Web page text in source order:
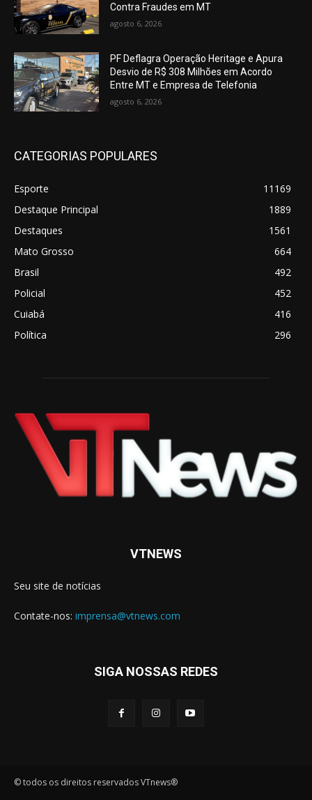
Contra Fraudes em MT
agosto 6, 2026
PF Deflagra Operação Heritage e Apura
Desvio de R$ 308 Milhões em Acordo
Entre MT e Empresa de Telefonia
agosto 6, 2026
CATEGORIAS POPULARES
Esporte
11169
Destaque Principal
1889
Destaques
1561
Mato Grosso
664
Brasil
492
Policial
452
Cuiabá
416
Política
296
VTNEWS
Seu site de notícias
Contate-nos: imprensa@vtnews.com
SIGA NOSSAS REDES
© todos os direitos reservados VTnews®